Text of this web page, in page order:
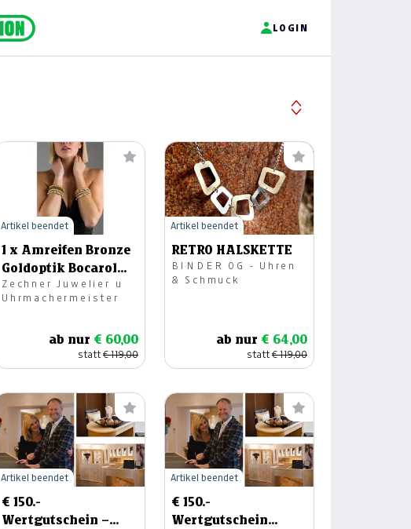
LOGIN
1 x Amreifen Bronze
Goldoptik Bocarol
Größe M
Zechner Juwelier u
Uhrmachermeister
ab nur € 60,00
statt€ 119,00
Artikel beendet
RETRO HALSKETTE
BINDER OG - Uhren
& Schmuck
ab nur € 64,00
statt€ 119,00
Artikel beendet
€ 150.-
Wertgutschein –
Artikel beendet
€ 150.-
Wertgutschein
Artikel beendet